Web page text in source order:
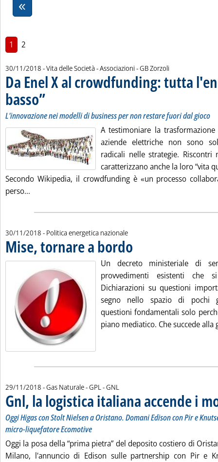
1 2
30/11/2018 - Vita delle Società - Associazioni -di:
GB Zorzoli
Da Enel X al crowdfunding: tutta
basso”. Sottotitolo: L'innovazione nei modelli di business per non restare fuori
. Pubblicata venerdì 30 novembre 2018 alle 15.45.
L'innovazione nei modelli di business per non restare fuori dal gioco
A testimoniare la
aziende elettriche non sono
radicali nelle strategie. Riscontri
caratterizzano anche la loro “vita
Secondo Wikipedia, il crowdfunding è «un processo
perso...
30/11/2018 - Politica energetica nazionale
Mise, tornare a bordo
Un decreto ministeriale di
provvedimenti esistenti che
Dichiarazioni su questioni
segno nello spazio di pochi
questioni fondamentali solo
piano mediatico. Che succede alla
29/11/2018 - Gas Naturale - GPL - GNL
Gnl, la logistica italiana accende i
Oggi Higas con Stolt Nielsen a Oristano. Domani Edison con Pir e
micro-liquefatore Ecomotive
Oggi la posa della “prima pietra” del deposito costiero di
Milano, l'annuncio di Edison sulle partnership con Pir e